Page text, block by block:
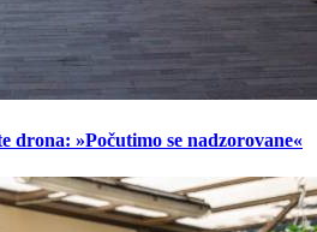
drona: »Počutimo se nadzorovane«